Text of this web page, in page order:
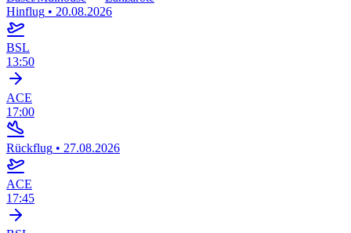
Hinflug • 20.08.2026
BSL
13:50
ACE
17:00
Rückflug • 27.08.2026
ACE
17:45